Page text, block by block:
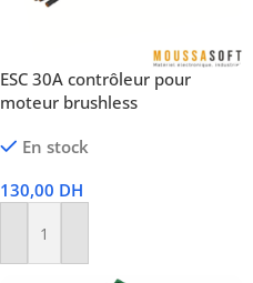
ESC 30A contrôleur pour
moteur brushless
En stock
130,00 DH
Ajouter Au Panier